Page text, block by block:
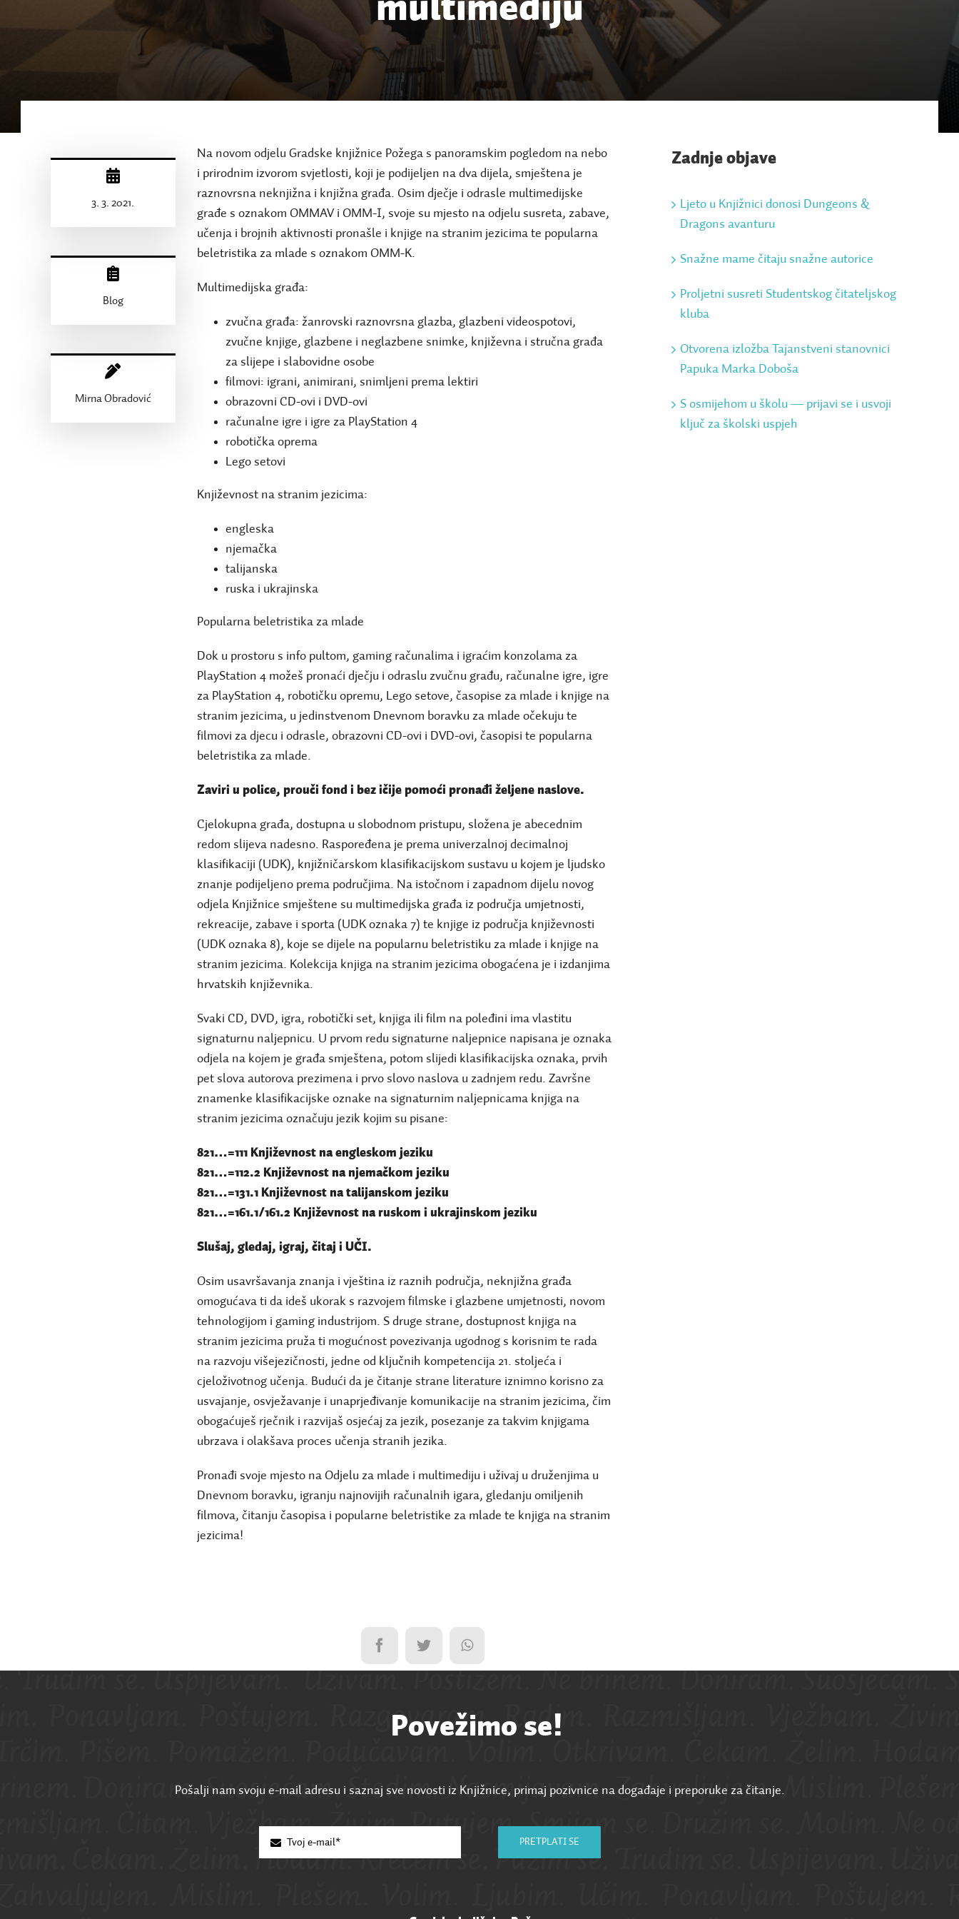
multimediju
3. 3. 2021.
Blog
Mirna Obradović
Na novom odjelu Gradske knjižnice Požega s panoramskim pogledom na nebo
i prirodnim izvorom svjetlosti, koji je podijeljen na dva dijela, smještena je
raznovrsna neknjižna i knjižna građa. Osim dječje i odrasle multimedijske
građe s oznakom OMMAV i OMM-I, svoje su mjesto na odjelu susreta, zabave,
učenja i brojnih aktivnosti pronašle i knjige na stranim jezicima te popularna
beletristika za mlade s oznakom OMM-K.
Multimedijska građa:
zvučna građa: žanrovski raznovrsna glazba, glazbeni videospotovi,
zvučne knjige, glazbene i neglazbene snimke, književna i stručna građa
za slijepe i slabovidne osobe
filmovi: igrani, animirani, snimljeni prema lektiri
obrazovni CD-ovi i DVD-ovi
računalne igre i igre za PlayStation 4
robotička oprema
Lego setovi
Književnost na stranim jezicima:
engleska
njemačka
talijanska
ruska i ukrajinska
Popularna beletristika za mlade
Dok u prostoru s info pultom, gaming računalima i igraćim konzolama za
PlayStation 4 možeš pronaći dječju i odraslu zvučnu građu, računalne igre, igre
za PlayStation 4, robotičku opremu, Lego setove, časopise za mlade i knjige na
stranim jezicima, u jedinstvenom Dnevnom boravku za mlade očekuju te
filmovi za djecu i odrasle, obrazovni CD-ovi i DVD-ovi, časopisi te popularna
beletristika za mlade.
Zaviri u police, prouči fond i bez ičije pomoći pronađi željene naslove.
Cjelokupna građa, dostupna u slobodnom pristupu, složena je abecednim
redom slijeva nadesno. Raspoređena je prema univerzalnoj decimalnoj
klasifikaciji (UDK), knjižničarskom klasifikacijskom sustavu u kojem je ljudsko
znanje podijeljeno prema područjima. Na istočnom i zapadnom dijelu novog
odjela Knjižnice smještene su multimedijska građa iz područja umjetnosti,
rekreacije, zabave i sporta (UDK oznaka 7) te knjige iz područja književnosti
(UDK oznaka 8), koje se dijele na popularnu beletristiku za mlade i knjige na
stranim jezicima. Kolekcija knjiga na stranim jezicima obogaćena je i izdanjima
hrvatskih književnika.
Svaki CD, DVD, igra, robotički set, knjiga ili film na poleđini ima vlastitu
signaturnu naljepnicu. U prvom redu signaturne naljepnice napisana je oznaka
odjela na kojem je građa smještena, potom slijedi klasifikacijska oznaka, prvih
pet slova autorova prezimena i prvo slovo naslova u zadnjem redu. Završne
znamenke klasifikacijske oznake na signaturnim naljepnicama knjiga na
stranim jezicima označuju jezik kojim su pisane:
821…=111 Književnost na engleskom jeziku
821…=112.2 Književnost na njemačkom jeziku
821…=131.1 Književnost na talijanskom jeziku
821…=161.1/161.2 Književnost na ruskom i ukrajinskom jeziku
Slušaj, gledaj, igraj, čitaj i UČI.
Osim usavršavanja znanja i vještina iz raznih područja, neknjižna građa
omogućava ti da ideš ukorak s razvojem filmske i glazbene umjetnosti, novom
tehnologijom i gaming industrijom. S druge strane, dostupnost knjiga na
stranim jezicima pruža ti mogućnost povezivanja ugodnog s korisnim te rada
na razvoju višejezičnosti, jedne od ključnih kompetencija 21. stoljeća i
cjeloživotnog učenja. Budući da je čitanje strane literature iznimno korisno za
usvajanje, osvježavanje i unaprjeđivanje komunikacije na stranim jezicima, čim
obogaćuješ rječnik i razvijaš osjećaj za jezik, posezanje za takvim knjigama
ubrzava i olakšava proces učenja stranih jezika.
Pronađi svoje mjesto na Odjelu za mlade i multimediju i uživaj u druženjima u
Dnevnom boravku, igranju najnovijih računalnih igara, gledanju omiljenih
filmova, čitanju časopisa i popularne beletristike za mlade te knjiga na stranim
jezicima!
Zadnje objave
Ljeto u Knjižnici donosi Dungeons &
Dragons avanturu
Snažne mame čitaju snažne autorice
Proljetni susreti Studentskog čitateljskog
kluba
Otvorena izložba Tajanstveni stanovnici
Papuka Marka Doboša
S osmijehom u školu ― prijavi se i usvoji
ključ za školski uspjeh
Povežimo se!
Pošalji nam svoju e-mail adresu i saznaj sve novosti iz Knjižnice, primaj pozivnice na događaje i preporuke za čitanje.
PRETPLATI SE